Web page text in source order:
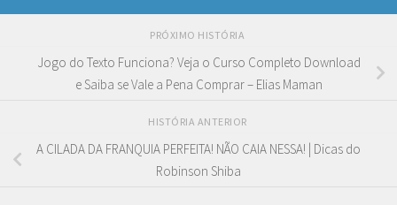
PRÓXIMO HISTÓRIA
Jogo do Texto Funciona? Veja o Curso Completo Download
e Saiba se Vale a Pena Comprar – Elias Maman
HISTÓRIA ANTERIOR
A CILADA DA FRANQUIA PERFEITA! NÃO CAIA NESSA! | Dicas do
Robinson Shiba